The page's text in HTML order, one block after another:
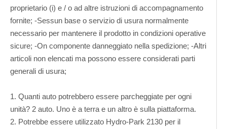
proprietario (i) e / o ad altre istruzioni di accompagnamento
fornite; -Sessun base o servizio di usura normalmente
necessario per mantenere il prodotto in condizioni operative
sicure; -On componente danneggiato nella spedizione; -Altri
articoli non elencati ma possono essere considerati parti
generali di usura;
1. Quanti auto potrebbero essere parcheggiate per ogni
unità? 2 auto. Uno è a terra e un altro è sulla piattaforma.
2. Potrebbe essere utilizzato Hydro-Park 2130 per il